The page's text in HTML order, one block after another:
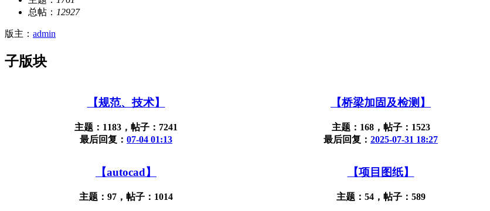
总帖： 12927
版主： admin
子版块
【规范、技术】
主题：1183，帖子：7241
最后回复： 07-04 01:13
【桥梁加固及检测】
主题：168，帖子：1523
最后回复： 2025-07-31 18:27
【autocad】
主题：97，帖子：1014
【项目图纸】
主题：54，帖子：589